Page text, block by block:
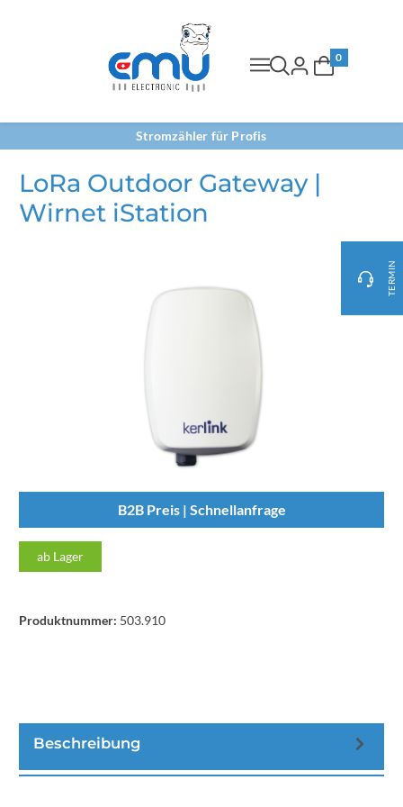
TERMIN
0
Stromzähler für Profis
LoRa Outdoor Gateway |
Wirnet iStation
B2B Preis | Schnellanfrage
ab Lager
Produktnummer: 503.910
Beschreibung